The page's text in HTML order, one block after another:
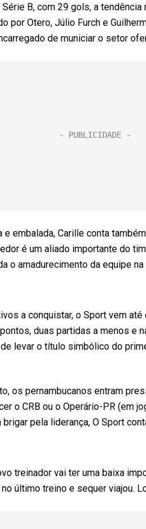
B, com 29 gols, a
por Otero, Júlio Furch e
de municiar o setor
embalada, Carille conta
é um aliado importante do
o amadurecimento da equipe
a conquistar, o Sport vem
duas partidas a menos e
levar o título simbólico do
os pernambucanos entram
o CRB ou o Operário-PR (em
pela liderança, O Sport
treinador vai ter uma baixa
último treino e sequer viajou.